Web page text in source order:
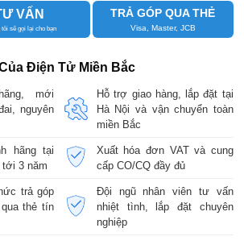
VẤN
tôi sẽ gọi lại cho bạn
TRẢ GÓP QUA THẺ
Visa, Master, JCB
Điện Tử Miền Bắc
mới
nguyên
Hỗ trợ giao hàng, lắp đặt tại
Hà Nội và vận chuyển toàn
miền Bắc
hãng tại
3 năm
Xuất hóa đơn VAT và cung
cấp CO/CQ đầy đủ
trả góp
thẻ tín
Đội ngũ nhân viên tư vấn
nhiệt tình, lắp đặt chuyên
nghiệp